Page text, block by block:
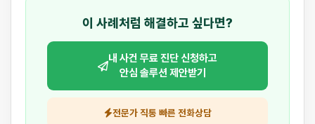
이 사례처럼 해결하고 싶다면?
내 사건 무료 진단 신청하고
안심 솔루션 제안받기
전문가 직통 빠른 전화상담